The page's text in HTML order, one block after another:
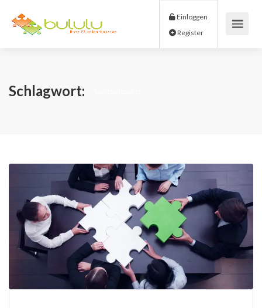
Einloggen
Schlagwort: